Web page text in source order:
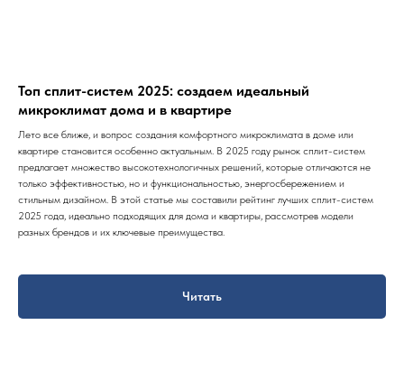
Топ сплит-систем 2025: создаем идеальный
микроклимат дома и в квартире
Лето все ближе, и вопрос создания комфортного микроклимата в доме или
квартире становится особенно актуальным. В 2025 году рынок сплит-систем
предлагает множество высокотехнологичных решений, которые отличаются не
только эффективностью, но и функциональностью, энергосбережением и
стильным дизайном. В этой статье мы составили рейтинг лучших сплит-систем
2025 года, идеально подходящих для дома и квартиры, рассмотрев модели
разных брендов и их ключевые преимущества.
Читать